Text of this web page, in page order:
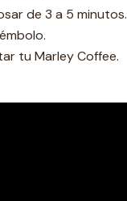
de 3 a 5 minutos.
tu Marley Coffee.